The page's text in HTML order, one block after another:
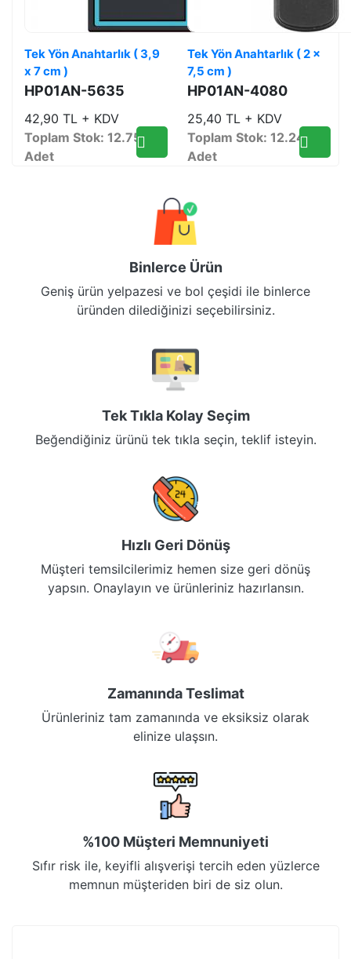
Tek Yön Anahtarlık ( 3,9
x 7 cm )
HP01AN-5635
42,90 TL + KDV
Toplam Stok: 12.755
Adet
Tek Yön Anahtarlık ( 2 x
7,5 cm )
HP01AN-4080
25,40 TL + KDV
Toplam Stok: 12.243
Adet
Binlerce Ürün
Geniş ürün yelpazesi ve bol çeşidi ile binlerce
üründen dilediğinizi seçebilirsiniz.
Tek Tıkla Kolay Seçim
Beğendiğiniz ürünü tek tıkla seçin, teklif isteyin.
Hızlı Geri Dönüş
Müşteri temsilcilerimiz hemen size geri dönüş
yapsın. Onaylayın ve ürünleriniz hazırlansın.
Zamanında Teslimat
Ürünleriniz tam zamanında ve eksiksiz olarak
elinize ulaşsın.
%100 Müşteri Memnuniyeti
Sıfır risk ile, keyifli alışverişi tercih eden yüzlerce
memnun müşteriden biri de siz olun.